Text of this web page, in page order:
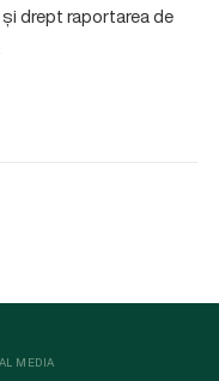
drept raportarea de
MEDIA